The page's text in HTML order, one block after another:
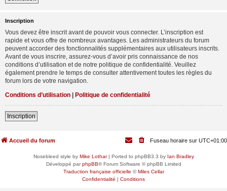
Inscription
Vous devez être inscrit avant de pouvoir vous connecter. L’inscription est
rapide et vous offre de nombreux avantages. Les administrateurs du forum
peuvent accorder des fonctionnalités supplémentaires aux utilisateurs inscrits.
Avant de vous inscrire, assurez-vous d’avoir pris connaissance de nos
conditions d’utilisation et de notre politique de confidentialité. Veuillez
également prendre le temps de consulter attentivement toutes les règles du
forum lors de votre navigation.
Conditions d’utilisation | Politique de confidentialité
Inscription
Accueil du forum Fuseau horaire sur UTC+01:00
Nosebleed style by Mike Lothar| Ported to phpBB3.3 by Ian Bradley
Développé parphpBB® Forum Software © phpBB Limited
Traduction française officielle ©Miles Cellar
Confidentialité | Conditions